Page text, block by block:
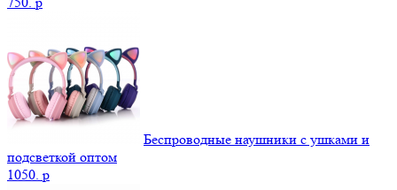
Беспроводные наушники с ушками и
подсветкой оптом
1050. p